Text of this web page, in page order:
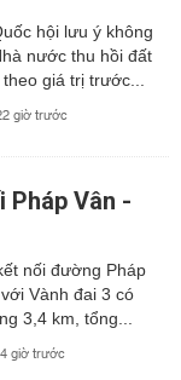
hội lưu ý không
nước thu hồi đất
giá trị trước...
giờ trước
Pháp Vân -
nối đường Pháp
Vành đai 3 có
3,4 km, tổng...
giờ trước